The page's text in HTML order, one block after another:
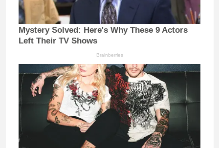
Mystery Solved: Here's Why These 9 Actors
Left Their TV Shows
Brainberries